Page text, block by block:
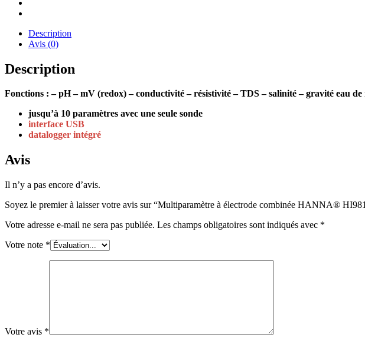
Description
Avis (0)
Description
Fonctions : – pH – mV (redox) – conductivité – résistivité – TDS – salinité – gravité eau
jusqu’à 10 paramètres avec une seule sonde
interface USB
datalogger intégré
Avis
Il n’y a pas encore d’avis.
Soyez le premier à laisser votre avis sur “Multiparamètre à électrode combinée HANNA®
Votre adresse e-mail ne sera pas publiée. Les champs obligatoires sont indiqués avec *
Votre note *
Votre avis *